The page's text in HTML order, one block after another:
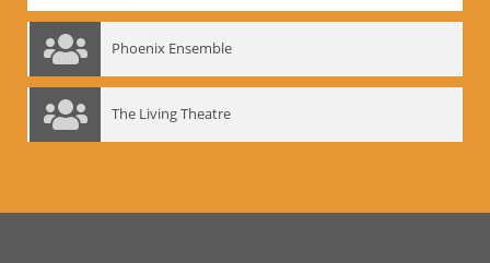
Phoenix Ensemble
The Living Theatre